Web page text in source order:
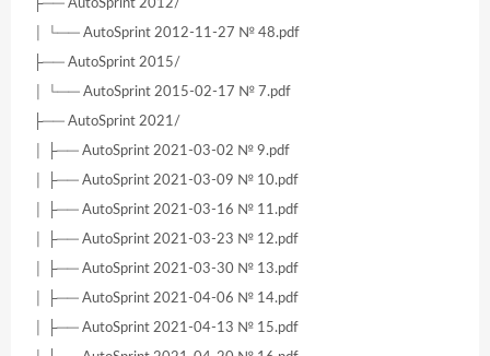
│ └── AutoSprint 2012-11-27 № 48.pdf
├── AutoSprint 2015/
│ └── AutoSprint 2015-02-17 № 7.pdf
├── AutoSprint 2021/
│ ├── AutoSprint 2021-03-02 № 9.pdf
│ ├── AutoSprint 2021-03-09 № 10.pdf
│ ├── AutoSprint 2021-03-16 № 11.pdf
│ ├── AutoSprint 2021-03-23 № 12.pdf
│ ├── AutoSprint 2021-03-30 № 13.pdf
│ ├── AutoSprint 2021-04-06 № 14.pdf
│ ├── AutoSprint 2021-04-13 № 15.pdf